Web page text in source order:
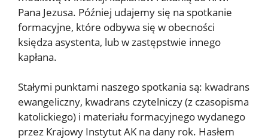
Pana Jezusa. Później udajemy się na spotkanie
formacyjne, które odbywa się w obecności
księdza asystenta, lub w zastępstwie innego
kapłana.
Stałymi punktami naszego spotkania są: kwadrans
ewangeliczny, kwadrans czytelniczy (z czasopisma
katolickiego) i materiału formacyjnego wydanego
przez Krajowy Instytut AK na dany rok. Hasłem